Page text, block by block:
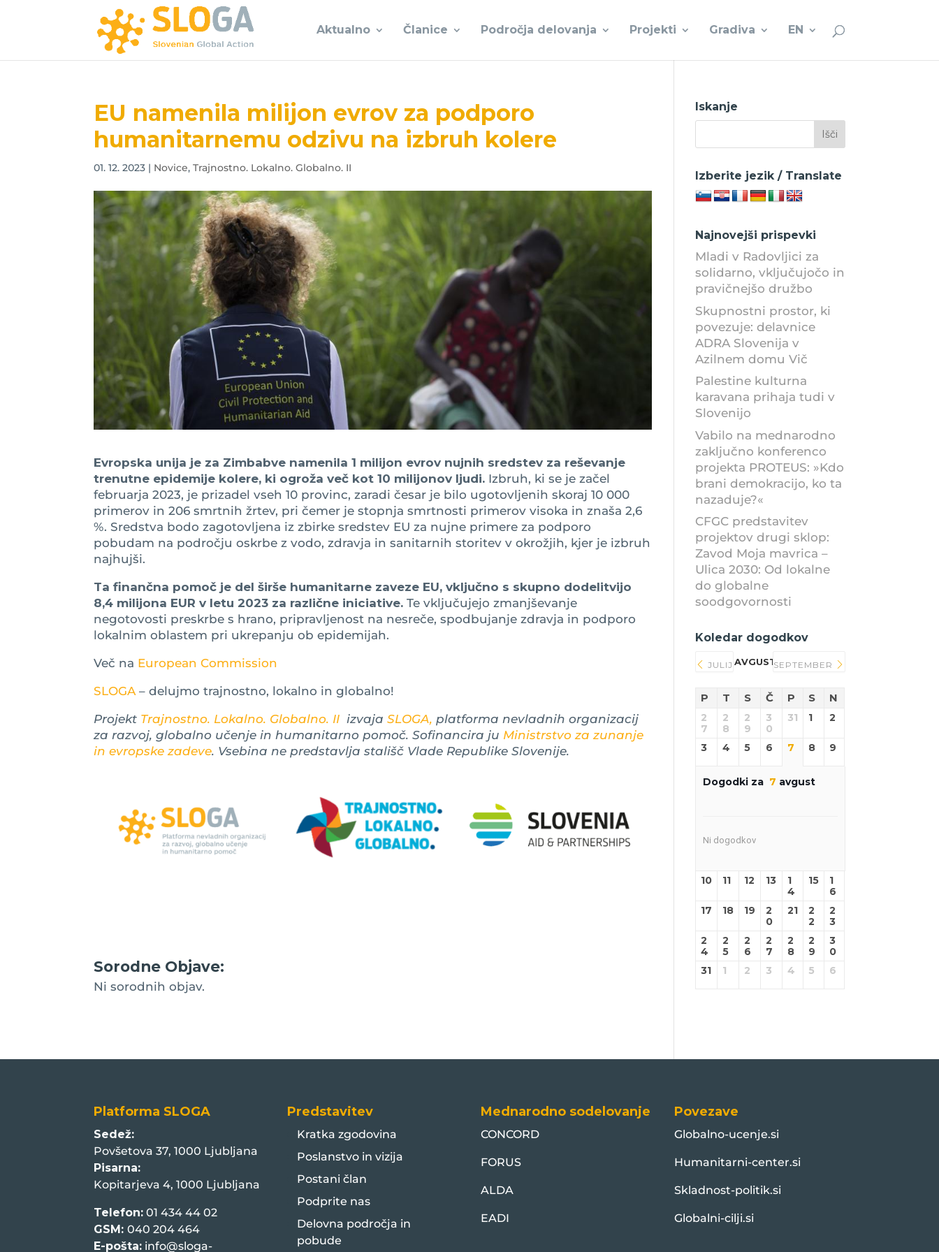
Aktualno Članice Področja delovanja Projekti Gradiva EN
EU namenila milijon evrov za podporo
humanitarnemu odzivu na izbruh kolere
01. 12. 2023 | Novice,Trajnostno. Lokalno. Globalno. II
Evropska unija je za Zimbabve namenila 1 milijon evrov nujnih sredstev za reševanje
trenutne epidemije kolere, ki ogroža več kot 10 milijonov ljudi. Izbruh, ki se je začel
februarja 2023, je prizadel vseh 10 provinc, zaradi česar je bilo ugotovljenih skoraj 10 000
primerov in 206 smrtnih žrtev, pri čemer je stopnja smrtnosti primerov visoka in znaša 2,6
%. Sredstva bodo zagotovljena iz zbirke sredstev EU za nujne primere za podporo
pobudam na področju oskrbe z vodo, zdravja in sanitarnih storitev v okrožjih, kjer je izbruh
najhujši.
Ta finančna pomoč je del širše humanitarne zaveze EU, vključno s skupno dodelitvijo
8,4 milijona EUR v letu 2023 za različne iniciative. Te vključujejo zmanjševanje
negotovosti preskrbe s hrano, pripravljenost na nesreče, spodbujanje zdravja in podporo
lokalnim oblastem pri ukrepanju ob epidemijah.
Več na European Commission
SLOGA– delujmo trajnostno, lokalno in globalno!
Projekt Trajnostno. Lokalno. Globalno. II izvajaSLOGA, platforma nevladnih organizacij
za razvoj, globalno učenje in humanitarno pomoč. Sofinancira ju Ministrstvo za zunanje
in evropske zadeve. Vsebina ne predstavlja stališč Vlade Republike Slovenije.
Sorodne Objave:
Ni sorodnih objav.
Iskanje
Izberite jezik / Translate
Najnovejši prispevki
Mladi v Radovljici za
solidarno, vključujočo in
pravičnejšo družbo
Skupnostni prostor, ki
povezuje: delavnice
ADRA Slovenija v
Azilnem domu Vič
Palestine kulturna
karavana prihaja tudi v
Slovenijo
Vabilo na mednarodno
zaključno konferenco
projekta PROTEUS: »Kdo
brani demokracijo, ko ta
nazaduje?«
CFGC predstavitev
projektov drugi sklop:
Zavod Moja mavrica –
Ulica 2030: Od lokalne
do globalne
soodgovornosti
Koledar dogodkov
JULIJ AVGUST 2026
SEPTEMBER
P T S Č P S N
2
7
2
8
2
9
3
0
31 1 2
3 4 5 6 7 8 9
Dogodki za 7 avgust
Ni dogodkov
10 11 12 13
1
4
15
1
6
17
18 19
2
0
21
2
2
2
3
2
4
2
5
2
6
2
7
2
8
2
9
3
0
31
1 2 3 4 5 6
Platforma SLOGA
Sedež:
Povšetova 37, 1000 Ljubljana
Pisarna:
Kopitarjeva 4, 1000 Ljubljana
Telefon: 01 434 44 02
GSM:040 204 464
E-pošta: info@sloga-
Predstavitev
Kratka zgodovina
Poslanstvo in vizija
Postani član
Podprite nas
Delovna področja in
pobude
Mednarodno sodelovanje
CONCORD
FORUS
ALDA
EADI
Povezave
Globalno-ucenje.si
Humanitarni-center.si
Skladnost-politik.si
Globalni-cilji.si